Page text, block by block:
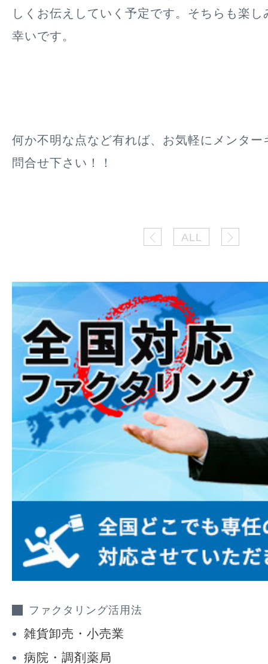
しくお伝えしていく予定です。そちらも楽
幸いです。
何か不明な点など有れば、お気軽にメンター
問合せ下さい！！
ALL
ファクタリング活用法
雑貨卸売・小売業
病院・調剤薬局